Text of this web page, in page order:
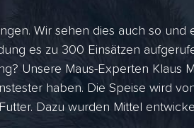
Wir sehen dies auch so
es zu 300 Einsätzen
Unsere Maus-Experten Klaus
haben. Die Speise wird
Dazu wurden Mittel